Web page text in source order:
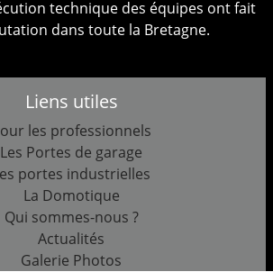
technique des équipes ont fait
dans toute la Bretagne.
Liens utiles
les professionnels
Les Portes de garage
portes industrielles
La Domotique
Qui sommes-nous ?
Actualités
Galerie Photos